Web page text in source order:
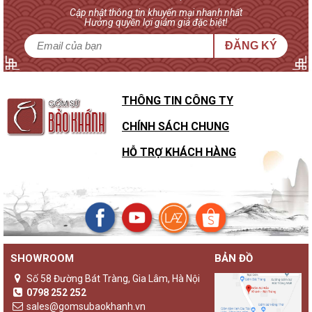
Sự khác biệt của đèn gốm Bảo Khánh với các loại đèn ngủ
khác
Không chỉ là một sản phẩm đèn ngủ thông thường,đèn gốm
Bảo Khánhluôn là những sản phẩm độc bản, lưu giữ giá trị
Cập nhật thông tin khuyến mại nhanh nhất
Hưởng quyền lợi giảm giá đặc biệt!
ĐĂNG KÝ
THÔNG TIN CÔNG TY
CHÍNH SÁCH CHUNG
HỖ TRỢ KHÁCH HÀNG
SHOWROOM
Số 58 Đường Bát Tràng, Gia Lâm, Hà Nội
0798 252 252
sales@gomsubaokhanh.vn
BẢN ĐỒ